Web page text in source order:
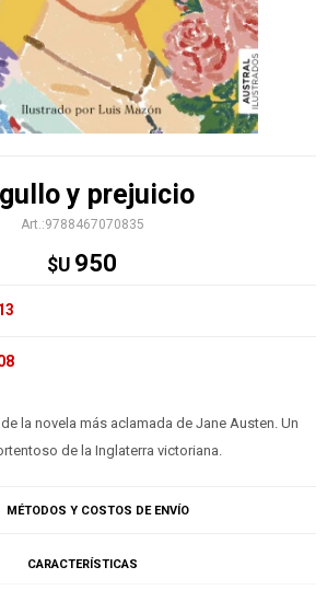
y prejuicio
9788467070835
$U 950
de la novela más aclamada de Jane Austen. Un
de la Inglaterra victoriana.
MÉTODOS Y COSTOS DE ENVÍO
CARACTERÍSTICAS